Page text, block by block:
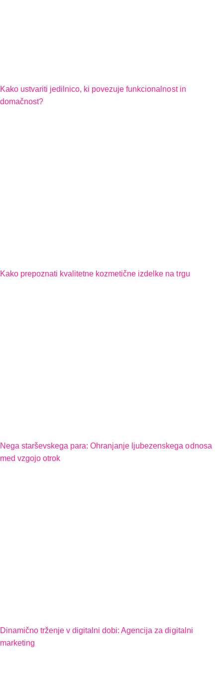
Kako ustvariti jedilnico, ki povezuje funkcionalnost in
domačnost?
Kako prepoznati kvalitetne kozmetične izdelke na trgu
Nega starševskega para: Ohranjanje ljubezenskega odnosa
med vzgojo otrok
Dinamično trženje v digitalni dobi: Agencija za digitalni
marketing